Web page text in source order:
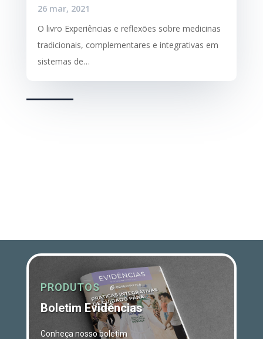
26 mar, 2021
O livro Experiências e reflexões sobre medicinas
tradicionais, complementares e integrativas em
sistemas de…
PRODUTOS
Boletim Evidências
Conheça nosso boletim